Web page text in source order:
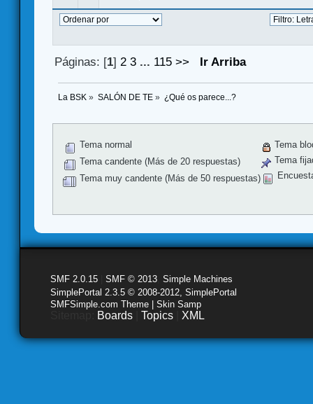
Páginas: [1] 2 3 ... 115 >> Ir Arriba
La BSK » SALÓN DE TE» ¿Qué os parece...?
Tema normal
Tema candente (Más de 20 respuestas)
Tema muy candente (Más de 50 respuestas)
Tema
Tema
SMF 2.0.15 SMF © 2013 Simple Machines
SimplePortal 2.3.5 © 2008-2012, SimplePortal
SMFSimple.com Theme | Skin Samp
Boards Topics XML